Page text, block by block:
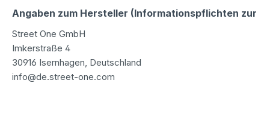
Angaben zum Hersteller (Informationspflichten
Street One GmbH
Imkerstraße 4
30916 Isernhagen, Deutschland
info@de.street-one.com